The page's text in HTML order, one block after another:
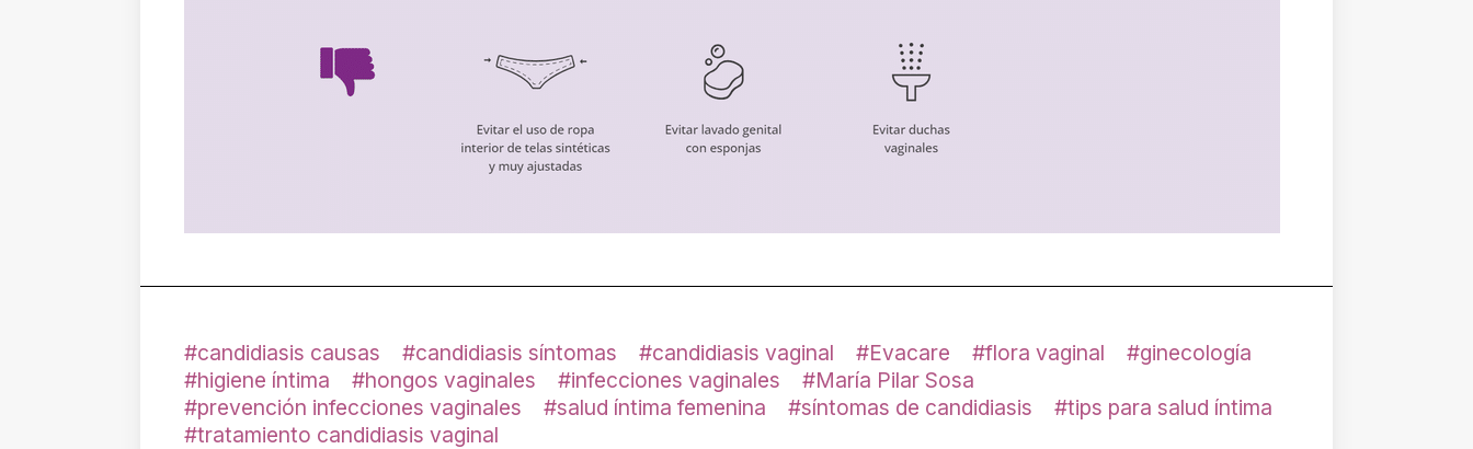
candidiasis causas candidiasis síntomas candidiasis vaginal Evacare flora vaginal
ginecología
higiene íntima
hongos vaginales infecciones vaginales
María Pilar Sosa
prevención infecciones vaginales
salud íntima femenina síntomas de candidiasis
tips para salud íntima
tratamiento candidiasis vaginal